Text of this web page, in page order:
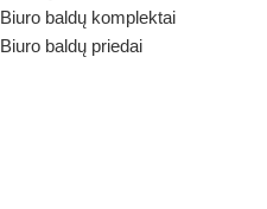
Biuro baldų komplektai
Biuro baldų priedai